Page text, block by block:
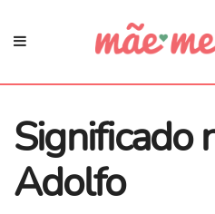
Significado
Adolfo